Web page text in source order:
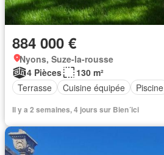
884 000 €
Nyons, Suze-la-rousse
4 Pièces
130 m²
Terrasse
Cuisine équipée Piscine
Il y a 2 semaines, 4 jours sur Bien´ici